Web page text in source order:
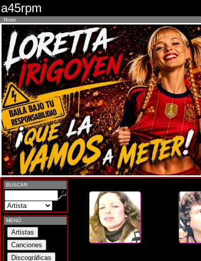
a45rpm
Home
BUSCAR
MENÚ